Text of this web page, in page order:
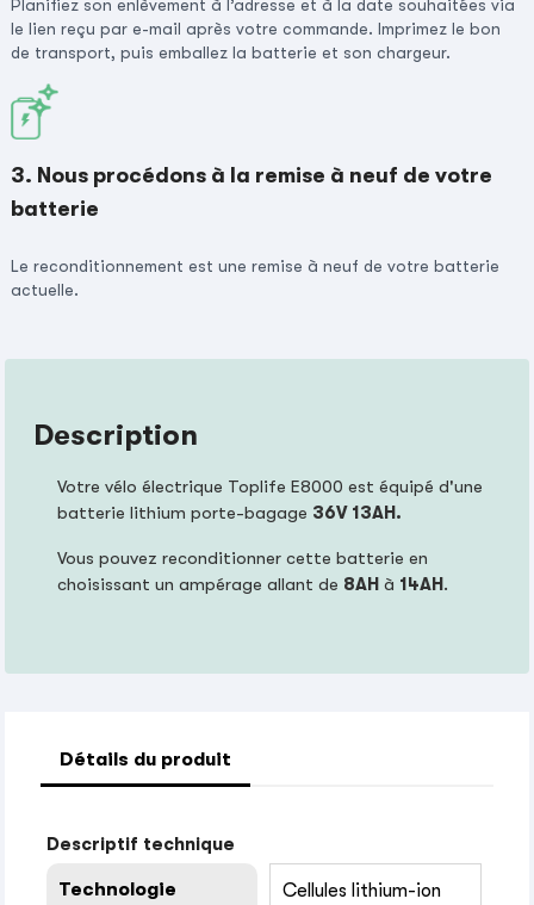
Planifiez son enlèvement à l’adresse et à la date souhaitées via
le lien reçu par e-mail après votre commande. Imprimez le bon
de transport, puis emballez la batterie et son chargeur.
3. Nous procédons à la remise à neuf de votre
batterie
Le reconditionnement est une remise à neuf de votre batterie
actuelle.
Description
Votre vélo électrique Toplife E8000 est équipé d'une
batterie lithium porte-bagage 36V 13AH.
Vous pouvez reconditionner cette batterie en
choisissant un ampérage allant de 8AH à 14AH.
Détails du produit
Descriptif technique
Technologie Cellules lithium-ion